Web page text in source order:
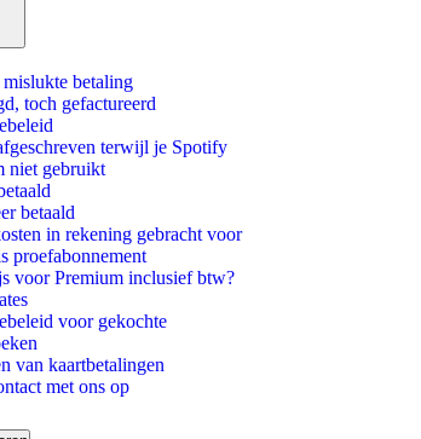
betaling
toch gefactureerd
terwijl je Spotify
niet gebruikt
betaald
in rekening gebracht voor
proefabonnement
voor Premium inclusief btw?
voor gekochte
van kaartbetalingen
met ons op